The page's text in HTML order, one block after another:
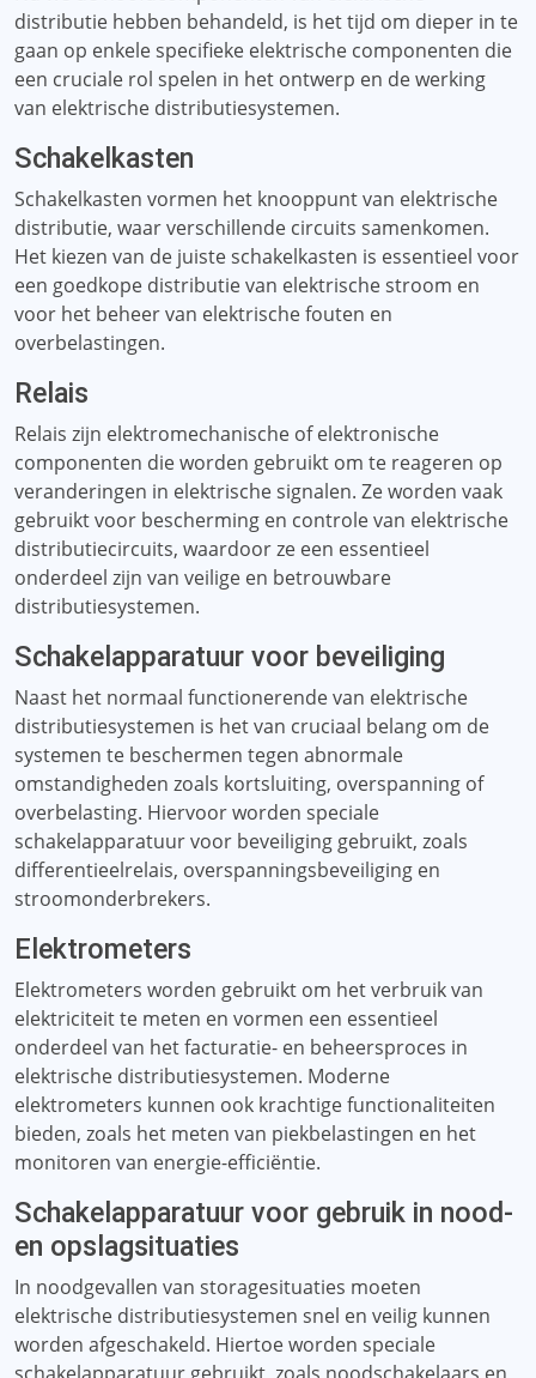
distributie hebben behandeld, is het tijd om dieper in te
gaan op enkele specifieke elektrische componenten die
een cruciale rol spelen in het ontwerp en de werking
van elektrische distributiesystemen.
Schakelkasten
Schakelkasten vormen het knooppunt van elektrische
distributie, waar verschillende circuits samenkomen.
Het kiezen van de juiste schakelkasten is essentieel voor
een goedkope distributie van elektrische stroom en
voor het beheer van elektrische fouten en
overbelastingen.
Relais
Relais zijn elektromechanische of elektronische
componenten die worden gebruikt om te reageren op
veranderingen in elektrische signalen. Ze worden vaak
gebruikt voor bescherming en controle van elektrische
distributiecircuits, waardoor ze een essentieel
onderdeel zijn van veilige en betrouwbare
distributiesystemen.
Schakelapparatuur voor beveiliging
Naast het normaal functionerende van elektrische
distributiesystemen is het van cruciaal belang om de
systemen te beschermen tegen abnormale
omstandigheden zoals kortsluiting, overspanning of
overbelasting. Hiervoor worden speciale
schakelapparatuur voor beveiliging gebruikt, zoals
differentieelrelais, overspanningsbeveiliging en
stroomonderbrekers.
Elektrometers
Elektrometers worden gebruikt om het verbruik van
elektriciteit te meten en vormen een essentieel
onderdeel van het facturatie- en beheersproces in
elektrische distributiesystemen. Moderne
elektrometers kunnen ook krachtige functionaliteiten
bieden, zoals het meten van piekbelastingen en het
monitoren van energie-efficiëntie.
Schakelapparatuur voor gebruik in nood-
en opslagsituaties
In noodgevallen van storagesituaties moeten
elektrische distributiesystemen snel en veilig kunnen
worden afgeschakeld. Hiertoe worden speciale